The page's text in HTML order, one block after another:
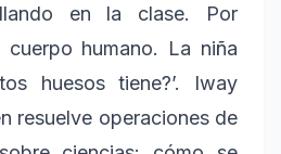
en la clase. Por
humano. La niña
huesos tiene?’. Iway
resuelve operaciones de